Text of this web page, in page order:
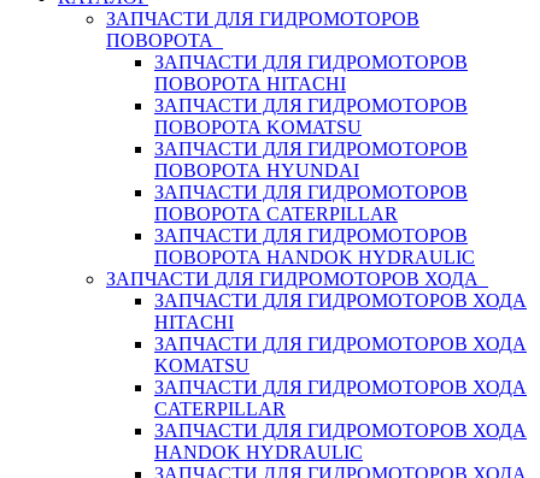
ЗАПЧАСТИ ДЛЯ ГИДРОМОТОРОВ
ПОВОРОТА
ЗАПЧАСТИ ДЛЯ ГИДРОМОТОРОВ
ПОВОРОТА HITACHI
ЗАПЧАСТИ ДЛЯ ГИДРОМОТОРОВ
ПОВОРОТА KOMATSU
ЗАПЧАСТИ ДЛЯ ГИДРОМОТОРОВ
ПОВОРОТА HYUNDAI
ЗАПЧАСТИ ДЛЯ ГИДРОМОТОРОВ
ПОВОРОТА CATERPILLAR
ЗАПЧАСТИ ДЛЯ ГИДРОМОТОРОВ
ПОВОРОТА HANDOK HYDRAULIC
ЗАПЧАСТИ ДЛЯ ГИДРОМОТОРОВ ХОДА
ЗАПЧАСТИ ДЛЯ ГИДРОМОТОРОВ ХОДА
HITACHI
ЗАПЧАСТИ ДЛЯ ГИДРОМОТОРОВ ХОДА
KOMATSU
ЗАПЧАСТИ ДЛЯ ГИДРОМОТОРОВ ХОДА
CATERPILLAR
ЗАПЧАСТИ ДЛЯ ГИДРОМОТОРОВ ХОДА
HANDOK HYDRAULIC
ЗАПЧАСТИ ДЛЯ ГИДРОМОТОРОВ ХОДА